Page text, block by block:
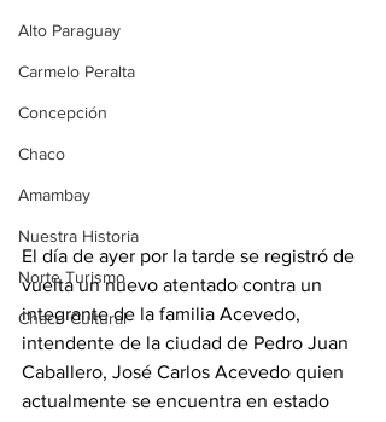
Alto Paraguay
Carmelo Peralta
Concepción
Chaco
Amambay
Nuestra Historia
Norte Turismo
Chaco Cultural
El día de ayer por la tarde se registró de
vuelta un nuevo atentado contra un
integrante de la familia Acevedo,
intendente de la ciudad de Pedro Juan
Caballero, José Carlos Acevedo quien
actualmente se encuentra en estado